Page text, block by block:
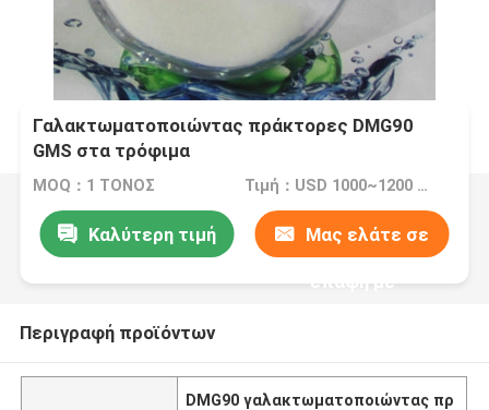
Γαλακτωματοποιώντας πράκτορες DMG90
GMS στα τρόφιμα
MOQ：1 ΤΟΝΟΣ Τιμή：USD 1000~1200 Per Ton
Καλύτερη τιμή Μας ελάτε σε
επαφή με
Περιγραφή προϊόντων
DMG90 γαλακτωματοποιώντας πρ